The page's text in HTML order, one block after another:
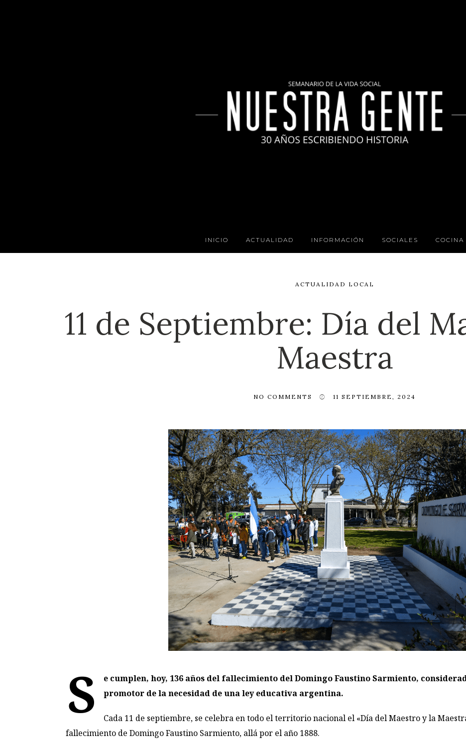
INICIO ACTUALIDAD INFORMACIÓN SOCIALES COCINA
ACTUALIDAD LOCAL
11 de Septiembre: Día del
Maestra
NO COMMENTS 11 SEPTIEMBRE, 2024
S
e cumplen, hoy, 136 años del fallecimiento del Domingo Faustino Sarmiento,
promotor de la necesidad de una ley educativa argentina.
Cada 11 de septiembre, se celebra en todo el territorio nacional el «Día del Maestro y la
fallecimiento de Domingo Faustino Sarmiento, allá por el año 1888.